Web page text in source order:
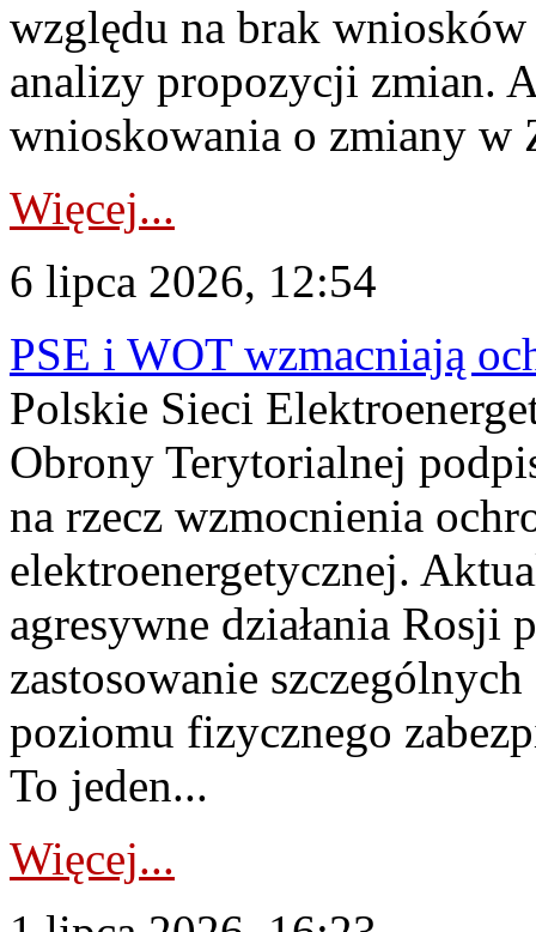
względu na brak
analizy propozycji zmian.
wnioskowania o zmiany w
Więcej...
6 lipca 2026, 12:54
PSE i WOT wzmacniają
Polskie Sieci
Obrony Terytorialnej
na rzecz wzmocnienia
elektroenergetycznej.
agresywne działania Rosji
zastosowanie
poziomu fizycznego
To jeden...
Więcej...